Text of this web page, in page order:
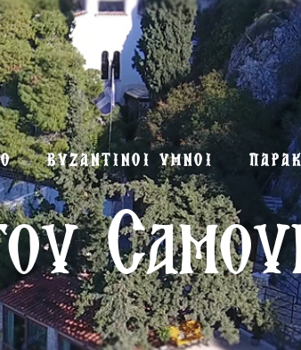
ΒΥΖΑΝΤΙΝΟΙ ΥΜΝΟΙ